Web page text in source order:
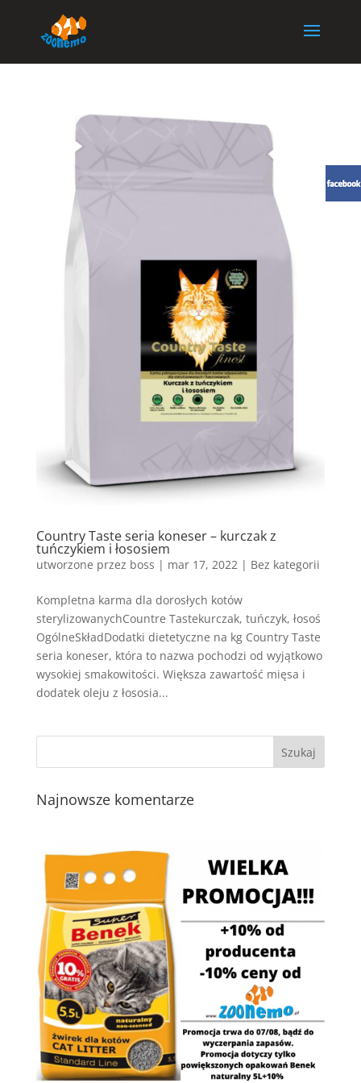
Country Taste seria koneser – kurczak z
tuńczykiem i łososiem
utworzone przez boss | mar 17, 2022| Bez kategorii
Kompletna karma dla dorosłych kotów
sterylizowanychCountre Tastekurczak, tuńczyk, łosoś
OgólneSkładDodatki dietetyczne na kg Country Taste
seria koneser, która to nazwa pochodzi od wyjątkowo
wysokiej smakowitości. Większa zawartość mięsa i
dodatek oleju z łososia...
Najnowsze komentarze